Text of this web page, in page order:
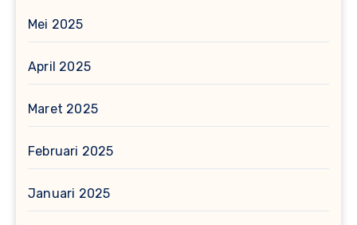
Mei 2025
April 2025
Maret 2025
Februari 2025
Januari 2025